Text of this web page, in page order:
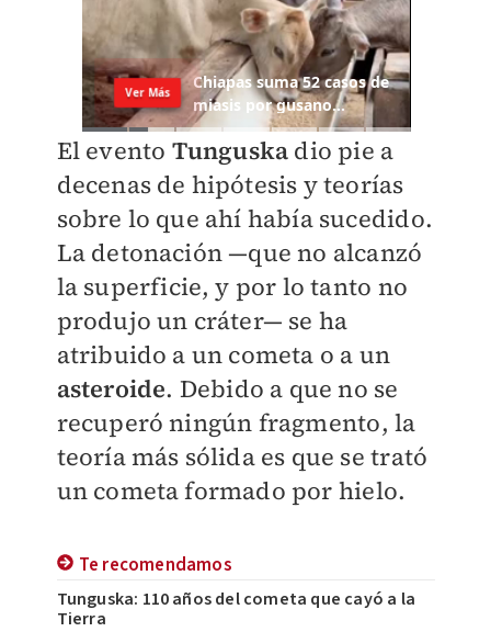
El evento Tunguska dio pie a
decenas de hipótesis y teorías
sobre lo que ahí había sucedido.
La detonación —que no alcanzó
la superficie, y por lo tanto no
produjo un cráter— se ha
atribuido a un cometa o a un
asteroide. Debido a que no se
recuperó ningún fragmento, la
teoría más sólida es que se trató
un cometa formado por hielo.
Te recomendamos
Tunguska: 110 años del cometa que cayó a la
Tierra